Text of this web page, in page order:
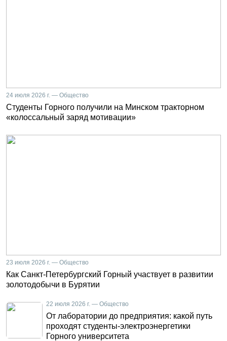
24 июля 2026 г. — Общество
Студенты Горного получили на Минском тракторном
«колоссальный заряд мотивации»
23 июля 2026 г. — Общество
Как Санкт-Петербургский Горный участвует в развитии
золотодобычи в Бурятии
22 июля 2026 г. — Общество
От лаборатории до предприятия: какой путь
проходят студенты-электроэнергетики
Горного университета